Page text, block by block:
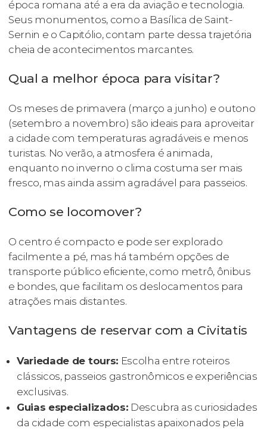
época romana até a era da aviação e tecnologia.
Seus monumentos, como a Basílica de Saint-
Sernin e o Capitólio, contam parte dessa trajetória
cheia de acontecimentos marcantes.
Qual a melhor época para visitar?
Os meses de primavera (março a junho) e outono
(setembro a novembro) são ideais para aproveitar
a cidade com temperaturas agradáveis e menos
turistas. No verão, a atmosfera é animada,
enquanto no inverno o clima costuma ser mais
fresco, mas ainda assim agradável para passeios.
Como se locomover?
O centro é compacto e pode ser explorado
facilmente a pé, mas há também opções de
transporte público eficiente, como metrô, ônibus
e bondes, que facilitam os deslocamentos para
atrações mais distantes.
Vantagens de reservar com a Civitatis
Variedade de tours: Escolha entre roteiros
clássicos, passeios gastronômicos e experiências
exclusivas.
Guias especializados: Descubra as curiosidades
da cidade com especialistas apaixonados pela